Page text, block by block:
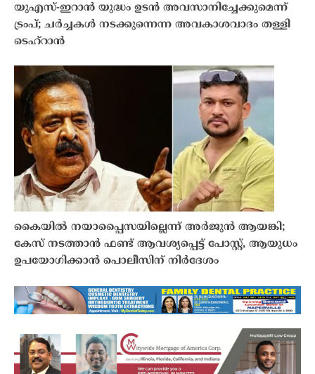
യുഎസ്-ഇറാൻ യുദ്ധം ഉടൻ അവസാനിച്ചേക്കുമെന്ന്
ട്രംപ്; ചർച്ചകൾ നടക്കുന്നെന്ന അവകാശവാദം തള്ളി
ടെഹ്റാൻ
കൈയിൽ നയാപ്പൈസയില്ലെന്ന് അർജുൻ ആയങ്കി;
കേസ് നടത്താൻ ഫണ്ട് ആവശ്യപ്പെട്ട് പോസ്റ്റ്, ആയുധം
ഉപയോഗിക്കാൻ പൊലീസിന് നിർദേശം